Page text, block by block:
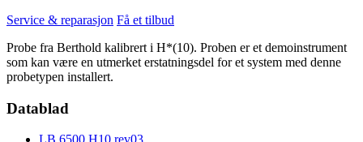
Service & reparasjon Få et tilbud
Probe fra Berthold kalibrert i H*(10). Proben er et demoinstrument
som kan være en utmerket erstatningsdel for et system med denne
probetypen installert.
Datablad